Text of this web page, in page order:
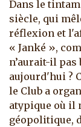
Dans le
siècle, qui
réflexion et
« Janké »,
n’aurait-il pas
aujourd'hui ?
le Club a
atypique où il
géopolitique,